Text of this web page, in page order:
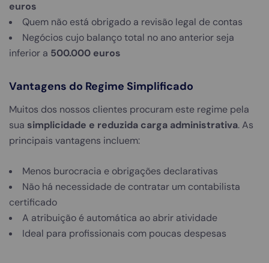
euros
Quem não está obrigado a revisão legal de contas
Negócios cujo balanço total no ano anterior seja
inferior a 500.000 euros
Vantagens do Regime Simplificado
Muitos dos nossos clientes procuram este regime pela
sua simplicidade e reduzida carga administrativa. As
principais vantagens incluem:
Menos burocracia e obrigações declarativas
Não há necessidade de contratar um contabilista
certificado
A atribuição é automática ao abrir atividade
Ideal para profissionais com poucas despesas